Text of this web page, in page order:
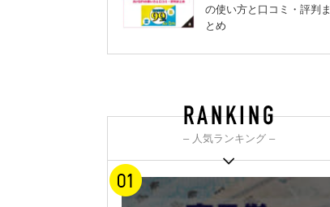
の使い方と口コミ・評判ま
とめ
– 人気ランキング –